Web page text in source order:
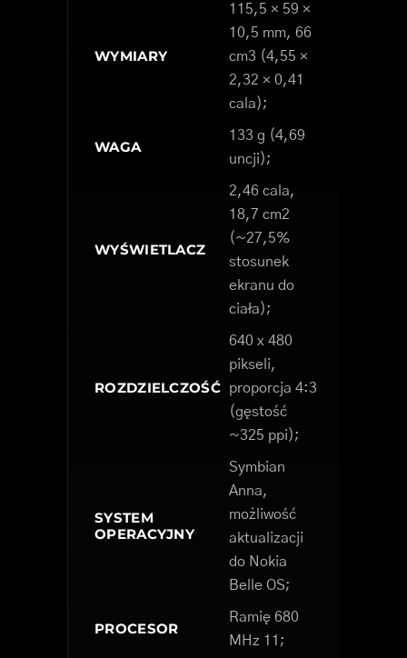
WYMIARY
115,5 × 59 ×
10,5 mm, 66
cm3 (4,55 ×
2,32 × 0,41
cala);
WAGA
133 g (4,69
uncji);
WYŚWIETLACZ
2,46 cala,
18,7 cm2
(~27,5%
stosunek
ekranu do
ciała);
ROZDZIELCZOŚĆ
640 x 480
pikseli,
proporcja 4:3
(gęstość
~325 ppi);
SYSTEM
OPERACYJNY
Symbian
Anna,
możliwość
aktualizacji
do Nokia
Belle OS;
PROCESOR
Ramię 680
MHz 11;